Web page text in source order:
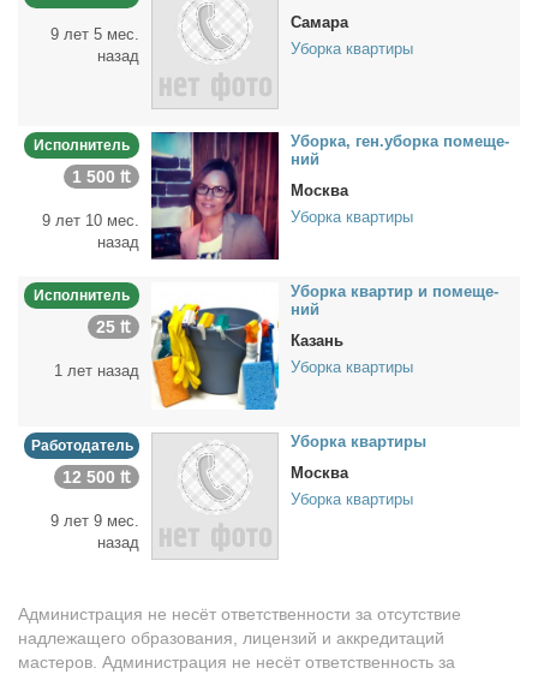
9 лет 5 мес.
назад
Самара
Уборка квартиры
Исполнитель
1 500 ₶
9 лет 10 мес.
назад
Убор­ка, ген.убор­ка по­ме­ще­
ний
Москва
Уборка квартиры
Исполнитель
25 ₶
1 лет назад
Убор­ка квар­тир и по­ме­ще­
ний
Казань
Уборка квартиры
Работодатель
12 500 ₶
9 лет 9 мес.
назад
Убор­ка квар­ти­ры
Москва
Уборка квартиры
Администрация не несёт ответственности за отсутствие
надлежащего образования, лицензий и аккредитаций
мастеров. Администрация не несёт ответственность за